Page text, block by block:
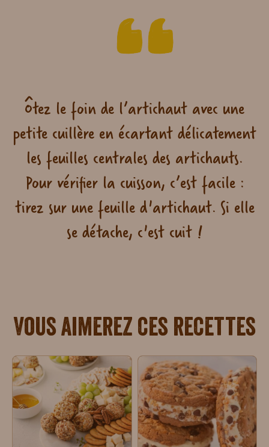
Ôtez le foin de l’artichaut avec une
petite cuillère en écartant délicatement
les feuilles centrales des artichauts.
Pour vérifier la cuisson, c’est facile :
tirez sur une feuille d'artichaut. Si elle
se détache, c'est cuit !
Vous aimerez ces recettes